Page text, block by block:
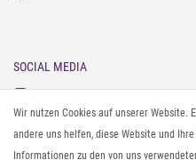
SOCIAL MEDIA
Instagram
Facebook
Pinterest
Wir nutzen Cookies auf unserer Website.
andere uns helfen, diese Website und
Informationen zu den von uns